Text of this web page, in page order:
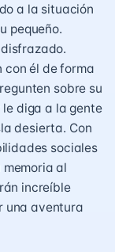
a la situación
pequeño.
con él de forma
sobre su
diga a la gente
desierta. Con
sociales
al
increíble
una aventura